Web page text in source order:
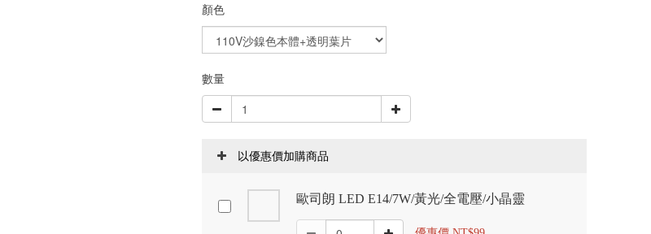
顏色
數量
以優惠價加購商品
歐司朗 LED E14/7W/黃光/全電壓/小晶靈